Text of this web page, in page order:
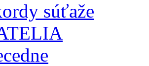
súťaže